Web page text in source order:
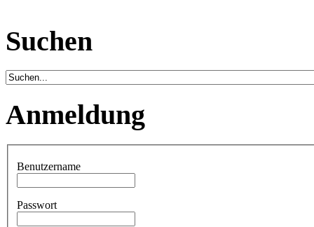
Suchen
Anmeldung
Benutzername
Passwort